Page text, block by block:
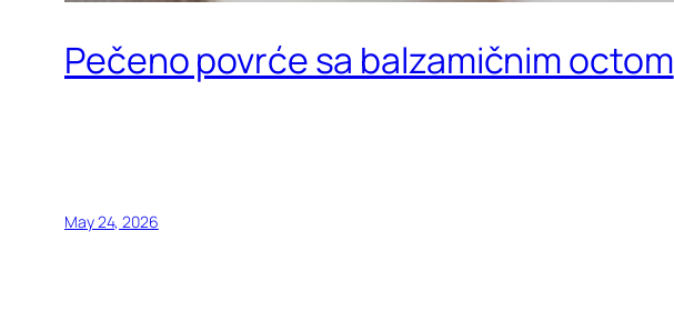
Pečeno povrće sa balzamičnim octom
May 24, 2026